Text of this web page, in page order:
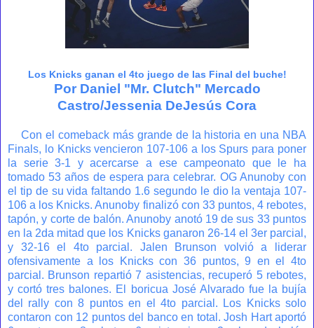
Los Knicks ganan el 4to juego de las Final del buche!
Por Daniel "Mr. Clutch" Mercado
Castro/Jessenia DeJesús Cora
Con el comeback más grande de la historia en una NBA
Finals, lo Knicks vencieron 107-106 a los Spurs para poner
la serie 3-1 y acercarse a ese campeonato que le ha
tomado 53 años de espera para celebrar. OG Anunoby con
el tip de su vida faltando 1.6 segundo le dio la ventaja 107-
106 a los Knicks. Anunoby finalizó con 33 puntos, 4 rebotes,
tapón, y corte de balón. Anunoby anotó 19 de sus 33 puntos
en la 2da mitad que los Knicks ganaron 26-14 el 3er parcial,
y 32-16 el 4to parcial. Jalen Brunson volvió a liderar
ofensivamente a los Knicks con 36 puntos, 9 en el 4to
parcial. Brunson repartió 7 asistencias, recuperó 5 rebotes,
y cortó tres balones. El boricua José Alvarado fue la bujía
del rally con 8 puntos en el 4to parcial. Los Knicks solo
contaron con 12 puntos del banco en total. Josh Hart aportó